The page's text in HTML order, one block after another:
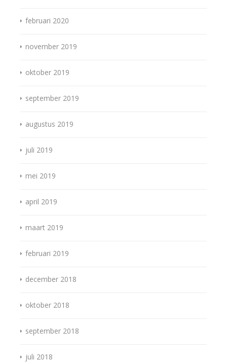
februari 2020
november 2019
oktober 2019
september 2019
augustus 2019
juli 2019
mei 2019
april 2019
maart 2019
februari 2019
december 2018
oktober 2018
september 2018
juli 2018